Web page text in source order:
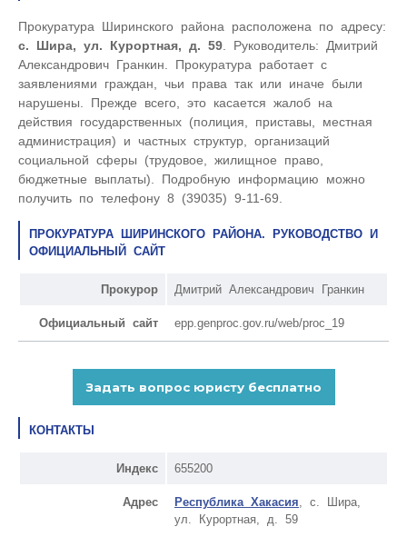
Прокуратура Ширинского района расположена по адресу:
с. Шира, ул. Курортная, д. 59 . Руководитель: Дмитрий
Александрович Гранкин. Прокуратура работает с
заявлениями граждан, чьи права так или иначе были
нарушены. Прежде всего, это касается жалоб на
действия государственных (полиция, приставы, местная
администрация) и частных структур, организаций
социальной сферы (трудовое, жилищное право,
бюджетные выплаты). Подробную информацию можно
получить по телефону 8 (39035) 9-11-69.
ПРОКУРАТУРА ШИРИНСКОГО РАЙОНА. РУКОВОДСТВО И
ОФИЦИАЛЬНЫЙ САЙТ
Прокурор Дмитрий Александрович Гранкин
Официальный сайт epp.genproc.gov.ru/web/proc_19
КОНТАКТЫ
Индекс 655200
Адрес Республика Хакасия , с. Шира,
ул. Курортная, д. 59